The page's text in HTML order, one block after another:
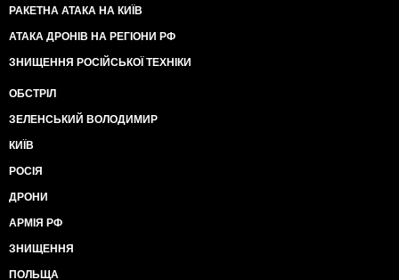
РАКЕТНА АТАКА НА КИЇВ
АТАКА ДРОНІВ НА РЕГІОНИ РФ
ЗНИЩЕННЯ РОСІЙСЬКОЇ ТЕХНІКИ
ОБСТРІЛ
ЗЕЛЕНСЬКИЙ ВОЛОДИМИР
КИЇВ
РОСІЯ
ДРОНИ
АРМІЯ РФ
ЗНИЩЕННЯ
ПОЛЬЩА